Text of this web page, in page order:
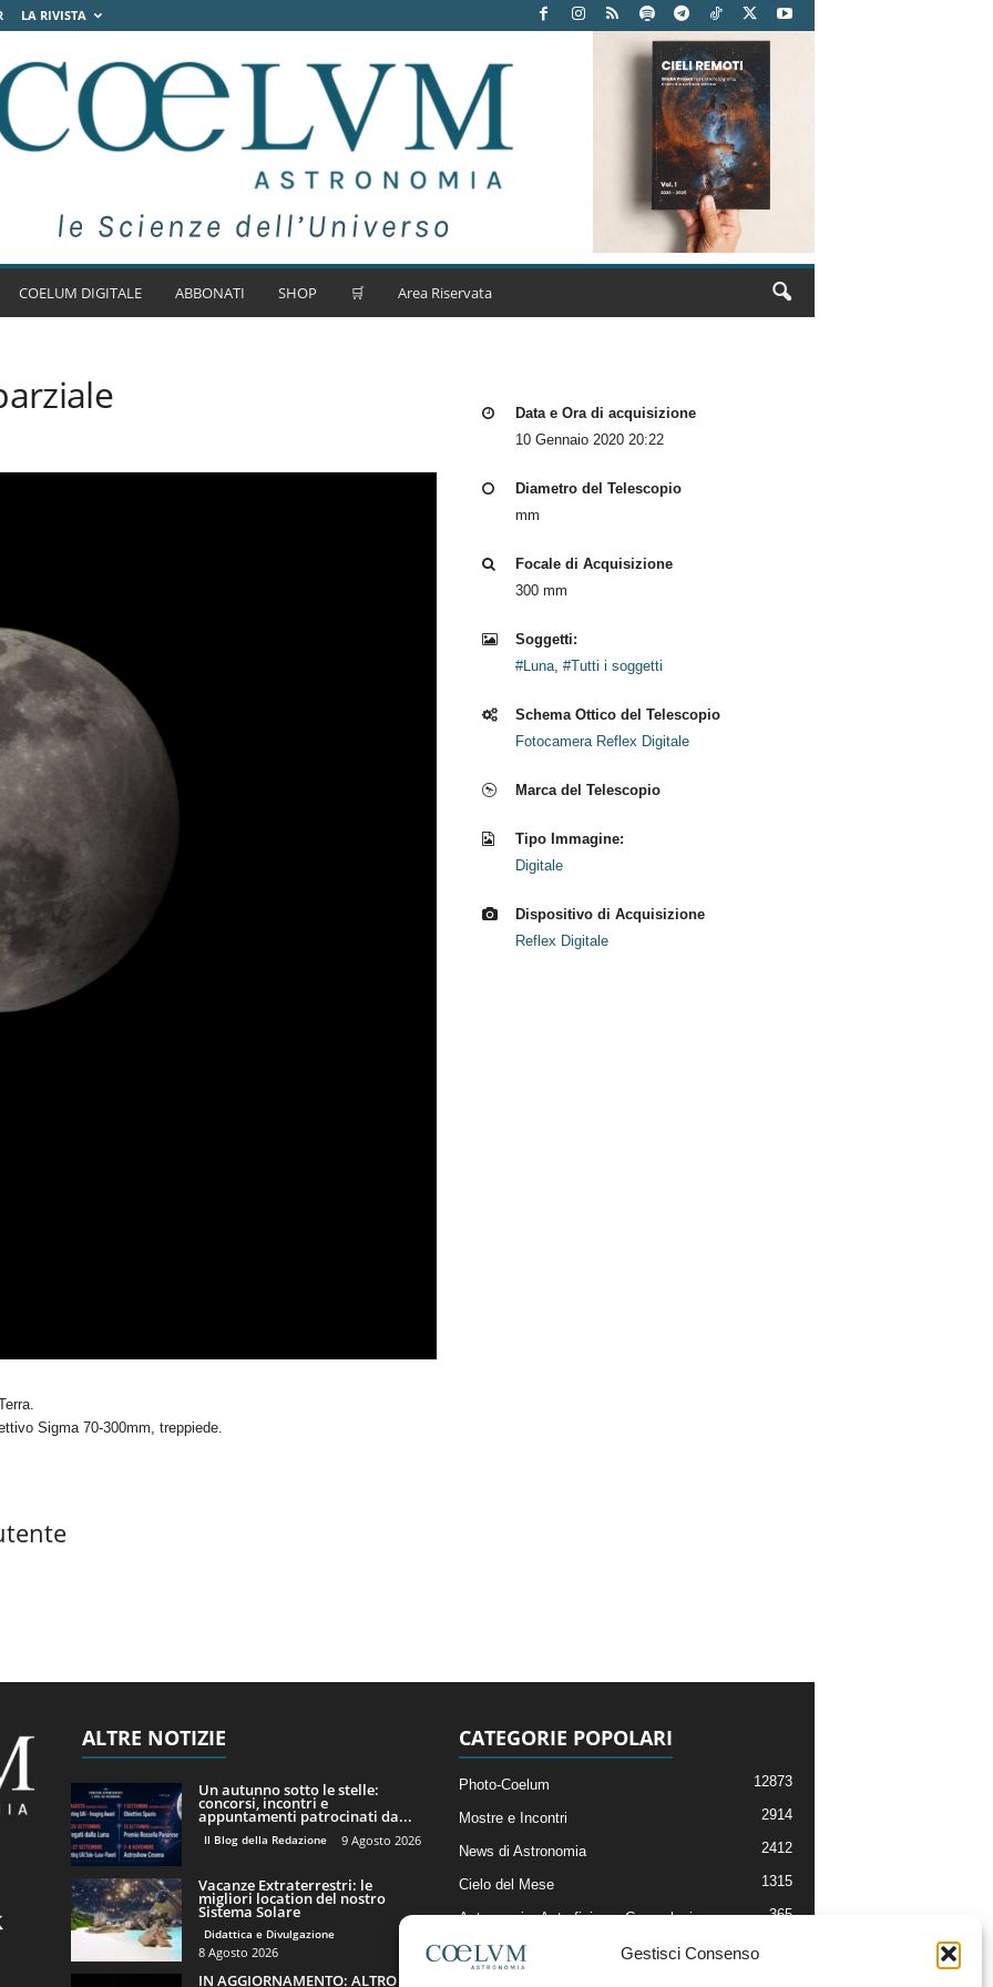
Gestisci Consenso
LA RIVISTA
COELUM DIGITALE ABBONATI SHOP 🛒 Area Riservata
Sigma 70-300mm, treppiede.
Data e Ora di acquisizione
10 Gennaio 2020 20:22
Diametro del Telescopio
mm
Focale di Acquisizione
300 mm
Soggetti:
#Luna, #Tutti i soggetti
Schema Ottico del Telescopio
Fotocamera Reflex Digitale
Marca del Telescopio
Tipo Immagine:
Digitale
Dispositivo di Acquisizione
Reflex Digitale
ALTRE NOTIZIE
Un autunno sotto le stelle:
concorsi, incontri e
appuntamenti patrocinati da...
Il Blog della Redazione 9 Agosto 2026
Vacanze Extraterrestri: le
migliori location del nostro
Sistema Solare
Didattica e Divulgazione
8 Agosto 2026
IN AGGIORNAMENTO: ALTRO
CATEGORIE POPOLARI
Photo-Coelum 12873
Mostre e Incontri 2914
News di Astronomia 2412
Cielo del Mese 1315
Astronomia, Astrofisica e Cosmologia 365
Articoli e Risorse On-Line